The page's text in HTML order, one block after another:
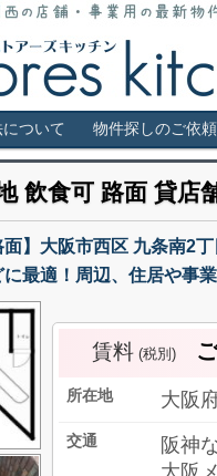
舗 居抜き物
ミナミ・アメ村・福島・堀
ついて 物件探しのご依頼
飲食可 路面 貸店
面】大阪市西区 九条南2
最適！周辺、住居や事
賃料(税別)
所在地 大阪
交通
阪神
大阪